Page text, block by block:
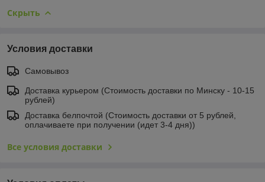
Скрыть
Условия доставки
Самовывоз
Доставка курьером (Стоимость доставки по Минску - 10-15
рублей)
Доставка белпочтой (Стоимость доставки от 5 рублей,
оплачиваете при получении (идет 3-4 дня))
Все условия доставки